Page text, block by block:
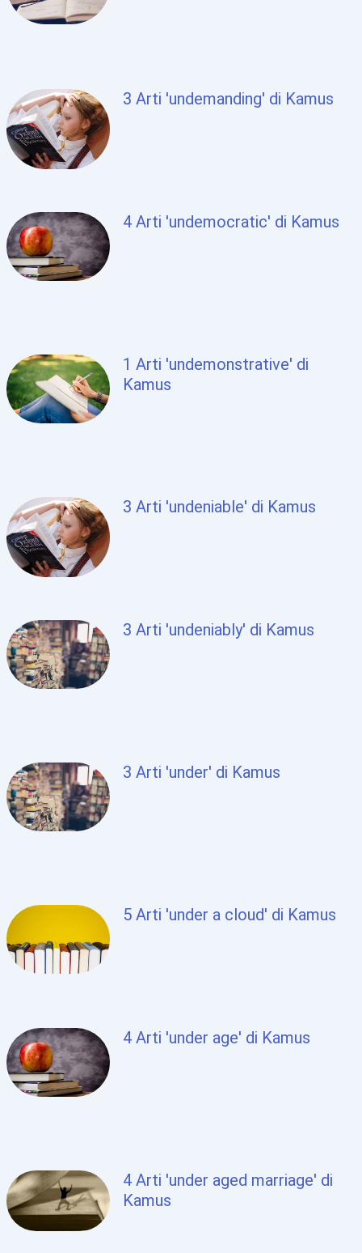
3 Arti 'undemanding' di Kamus
4 Arti 'undemocratic' di Kamus
1 Arti 'undemonstrative' di
Kamus
3 Arti 'undeniable' di Kamus
3 Arti 'undeniably' di Kamus
3 Arti 'under' di Kamus
5 Arti 'under a cloud' di Kamus
4 Arti 'under age' di Kamus
4 Arti 'under aged marriage' di
Kamus